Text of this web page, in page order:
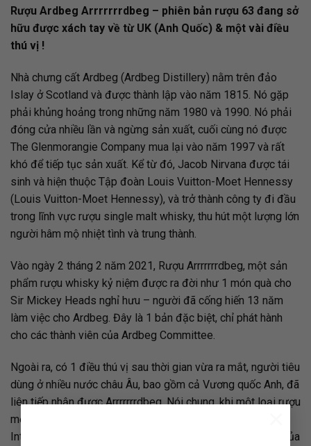
Rượu Ardbeg Arrrrrrrdbeg – phiên bản rượu 63 đang sở
hữu được xách tay về từ UK (Anh Quốc) & một vài điều
thú vị !
Nhà chưng cất Ardbeg (Ardbeg Distillery) nằm trên đảo
Islay ở Scotland và được thành lập vào năm 1815. Nó gặp
phải khủng hoảng trong những năm 1980 và 1990. Nó phải
đóng cửa nhiều lần và ngừng sản xuất, cuối cùng nó được
The Glenmorangie Company mua lại vào năm 1997 và rất
khó để tiếp tục sản xuất. Kể từ đó, Jacob Nirvana được tái
sinh và hiện thuộc Tập đoàn Louis Vuitton-Moet Hennessy
(Louis Vuitton-Moet Hennessy), và trở thành công ty đi đầu
trong lĩnh vực rượu single malt whisky, thu hút một lượng lớn
người hâm mộ nhiệt tình và trung thành.
Vào ngày 2 tháng 2 năm 2021, Rượu Arrrrrrrdbeg, một sản
phẩm rượu whisky kỷ niệm được ra đời như 1 món quà cho
Sir Mickey Heads nghỉ hưu – người đã cống hiến 13 năm
làm việc cho Ardbeg. Đây là 1 bản đặc biệt, chỉ phát hành
cho các thành viên của Ardbeg Committee
Ngoài ra, có 1 điều thú vị sau thời gian vừa ra mắt, người tiêu
dùng ở nhiều nước châu Âu, bao gồm cả Vương quốc Anh, đã
liên tiếp nhận được Arrrrrrrdbeg.Nói chung, khi một loại rượu
mới có mặt trên thị trường, cuộc thảo luận nhiều nhất trên
Internet sẽ là hương vị của rượu, tất nhiên, đôi khi bao bì của